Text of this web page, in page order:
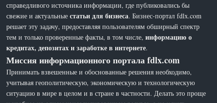
справедливого источника информации, где публиковались бы
свежие и актуальныестатьи для бизнеса. Бизнес-портал fdlx.com
решает эту задачу, предоставляя пользователям обширный спектр
тем и только проверенные факты, в том числе,информацию о
кредитах, депозитах и заработке в интернете.
Миссия информационного портала fdlx.com
Принимать взвешенные и обоснованные решения необходимо,
учитывая геополитическую, экономическую и технологическую
ситуацию в мире в целом и в стране в частности. Делать это проще